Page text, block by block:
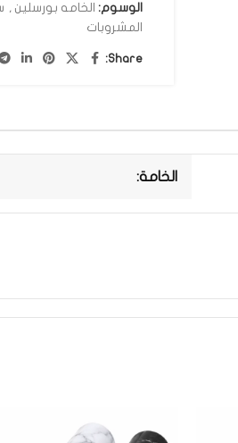
الوسوم: الخامه بورسلين ,
المشروبات
Share:
الخامة: